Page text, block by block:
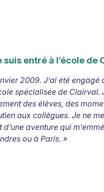
suis entré à l’école de
2009. J’ai été
spécialisée de Clairval.
des élèves, des
aux collègues. Je ne
aventure qui
ou à Paris. »